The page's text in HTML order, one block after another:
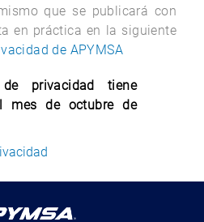
que se publicará con
en práctica en la siguiente
de APYMSA
privacidad tiene
mes de octubre de